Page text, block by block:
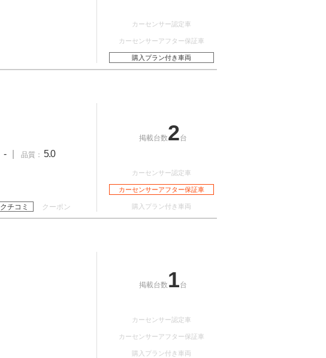
カーセンサー認定車
カーセンサーアフター保証車
購入プラン付き車両
- 品質： 5.0
クチコミ クーポン
掲載台数2台
カーセンサー認定車
カーセンサーアフター保証車
購入プラン付き車両
掲載台数 1台
カーセンサー認定車
カーセンサーアフター保証車
購入プラン付き車両